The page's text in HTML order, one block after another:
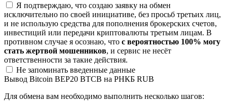
Я подтверждаю, что создаю заявку на обмен
исключительно по своей инициативе, без просьб третьих лиц,
и не использую средства для пополнения брокерских счетов,
инвестиций или передачи криптовалюты третьим лицам. В
противном случае я осознаю, что с вероятностью 100% могу
стать жертвой мошенников, и сервис не несёт
ответственности за такие действия.
Не запоминать введенные данные
Вывод Bitcoin BEP20 BTCB на РНКБ RUB
Для обмена вам необходимо выполнить несколько шагов: